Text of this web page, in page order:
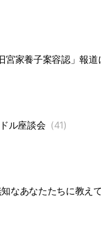
宮家養子案容認」報
ル座談会 (41)
なあなたたちに教え